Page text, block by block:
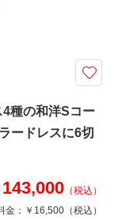
な衣装を選べます♪
トです☆
玉）
種の和洋Sコー
ードレスに6切
143,000 （税込）
金： ￥16,500 （税込）